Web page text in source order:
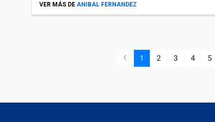
VER MÁS DE ANIBAL FERNANDEZ
‹ 1 2 3 4 5